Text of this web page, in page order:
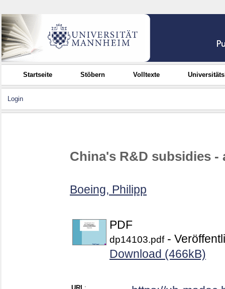
Startseite Stöbern Volltexte
Login
China's R&D subsidies
Boeing, Philipp
PDF
dp14103.pdf-
Download (466kB)